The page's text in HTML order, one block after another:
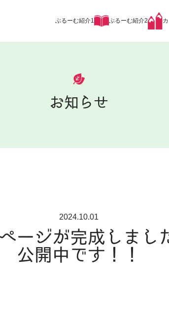
ぶるーむ紹介1 ぶるーむ紹介2
お知らせ
2024.10.01
ージが完成しまし
公開中です！！